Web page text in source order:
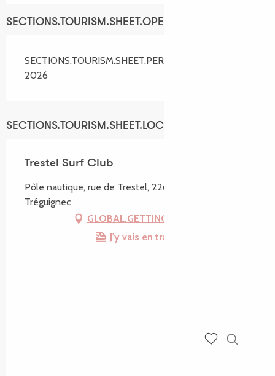
SECTIONS.TOURISM.SHEET.OPENINGS
SECTIONS.TOURISM.SHEET.PERIODS.ALL_YEAR
2026
SECTIONS.TOURISM.SHEET.LOCATION
Trestel Surf Club
Pôle nautique, rue de Trestel, 22660 Trévou-
Tréguignec
GLOBAL.GETTING_THERE
J'y vais en train !